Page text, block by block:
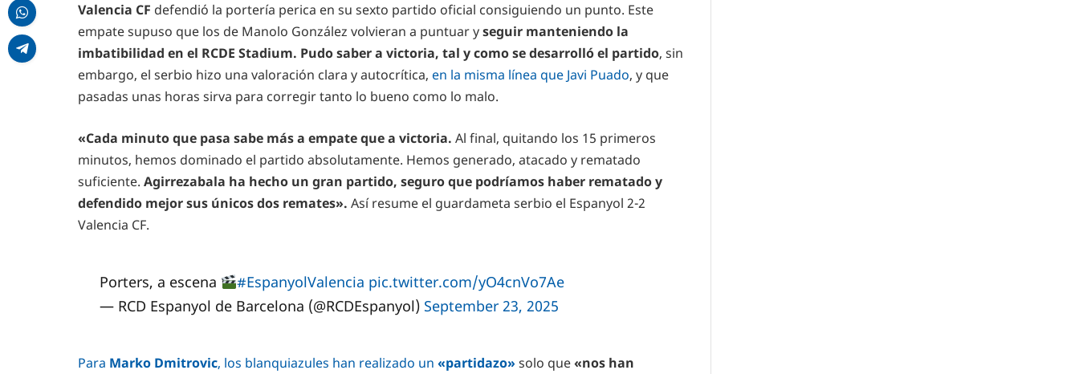
Valencia CF defendió la portería perica en su sexto partido oficial consiguiendo un punto. Este
empate supuso que los de Manolo González volvieran a puntuar yseguir manteniendo la
imbatibilidad en el RCDE Stadium. Pudo saber a victoria, tal y como se desarrolló el partido, sin
embargo, el serbio hizo una valoración clara y autocrítica, en la misma línea que Javi Puado, y que
pasadas unas horas sirva para corregir tanto lo bueno como lo malo.
«Cada minuto que pasa sabe más a empate que a victoria. Al final, quitando los 15 primeros
minutos, hemos dominado el partido absolutamente. Hemos generado, atacado y rematado
suficiente. Agirrezabala ha hecho un gran partido, seguro que podríamos haber rematado y
defendido mejor sus únicos dos remates». Así resume el guardameta serbio el Espanyol 2-2
Valencia CF.
Porters, a escena #EspanyolValencia pic.twitter.com/yO4cnVo7Ae
— RCD Espanyol de Barcelona (@RCDEspanyol) September 23, 2025
Para Marko Dmitrovic, los blanquiazules han realizado un «partidazo» solo que«nos han